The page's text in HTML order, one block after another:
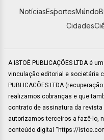
NotíciasEsportesMundo
Cidades
A ISTOÉ PUBLICAÇÕES LTDA é
vinculação editorial e societária
PUBLICACÕES LTDA
realizamos cobranças e que
contrato de assinatura da revista
autorizamos terceiros a fazê-lo,
conteúdo digital “https://